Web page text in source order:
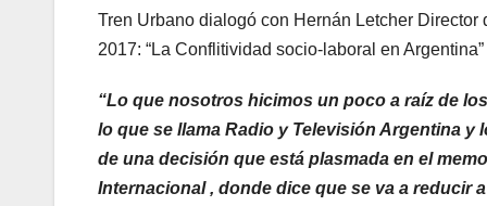
Tren Urbano dialogó con Hernán Letcher
2017: “La Conflitividad socio-laboral en
“Lo que nosotros hicimos un poco a raíz de
lo que se llama Radio y Televisión Argentina
de una decisión que está plasmada en el
Internacional , donde dice que se va a reducir